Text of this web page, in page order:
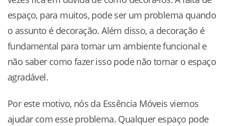
espaço, para muitos, pode ser um problema quando
o assunto é decoração. Além disso, a decoração é
fundamental para tornar um ambiente funcional e
não saber como fazer isso pode não tornar o espaço
agradável.
Por este motivo, nós da Essência Móveis viemos
ajudar com esse problema. Qualquer espaço pode